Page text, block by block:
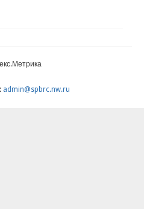
admin@spbrc.nw.ru